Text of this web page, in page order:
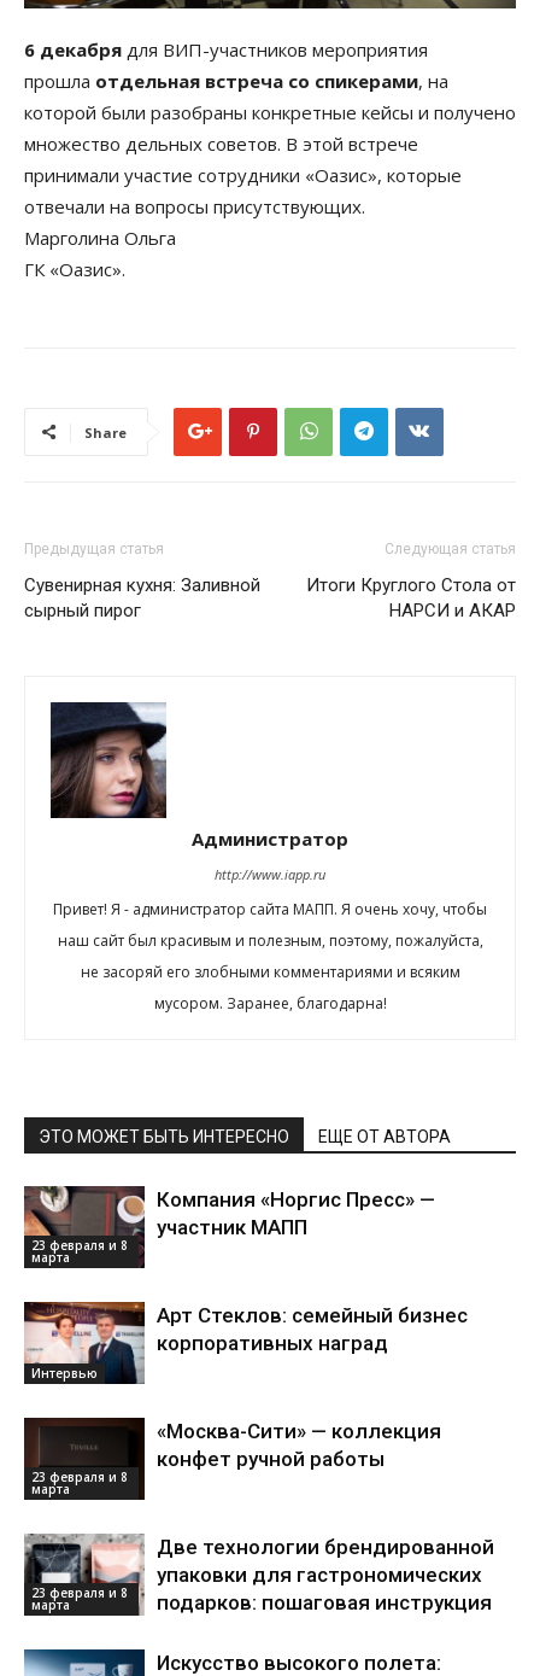
6 декабря для ВИП-участников мероприятия
прошла отдельная встреча со спикерами, на
которой были разобраны конкретные кейсы и получено
множество дельных советов. В этой встрече
принимали участие сотрудники «Оазис», которые
отвечали на вопросы присутствующих.
Марголина Ольга
ГК «Оазис».
Share
Предыдущая статья
Сувенирная кухня: Заливной
сырный пирог
Следующая статья
Итоги Круглого Стола от
НАРСИ и АКАР
Администратор
http://www.iapp.ru
Привет! Я - администратор сайта МАПП. Я очень хочу, чтобы
наш сайт был красивым и полезным, поэтому, пожалуйста,
не засоряй его злобными комментариями и всяким
мусором. Заранее, благодарна!
ЭТО МОЖЕТ БЫТЬ ИНТЕРЕСНО ЕЩЕ ОТ АВТОРА
23 февраля и 8
марта
Компания «Норгис Пресс» —
участник МАПП
Интервью
Арт Стеклов: семейный бизнес
корпоративных наград
23 февраля и 8
марта
«Москва-Сити» — коллекция
конфет ручной работы
23 февраля и 8
марта
Две технологии брендированной
упаковки для гастрономических
подарков: пошаговая инструкция
Искусство высокого полета: